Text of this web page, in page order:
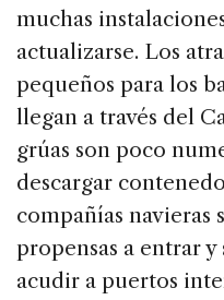
muchas
actualizarse. Los
pequeños para los
llegan a través del
grúas son poco
descargar
compañías navieras
propensas a entrar
acudir a puertos